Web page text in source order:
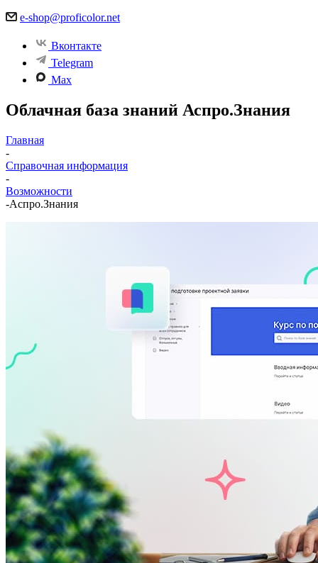
e-shop@proficolor.net
Вконтакте
Telegram
Max
Облачная база знаний Аспро.Знания
Главная
-
Справочная информация
-
Возможности
-Аспро.Знания